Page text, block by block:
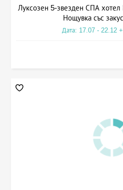
Луксозен 5-звезден СПА
Нощувка със
Дата: 17.07 - 22.12